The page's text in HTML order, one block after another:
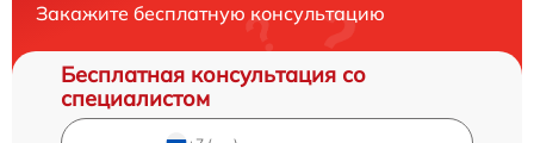
Закажите бесплатную консультацию
Бесплатная консультация со
специалистом